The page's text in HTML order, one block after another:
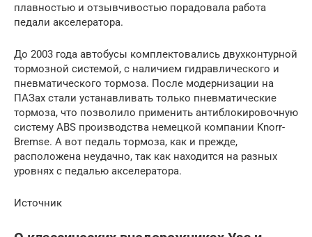
плавностью и отзывчивостью порадовала работа
педали акселератора.
До 2003 года автобусы комплектовались двухконтурной
тормозной системой, с наличием гидравлического и
пневматического тормоза. После модернизации на
ПАЗах стали устанавливать только пневматические
тормоза, что позволило применить антиблокировочную
систему ABS производства немецкой компании Knorr-
Bremse. А вот педаль тормоза, как и прежде,
расположена неудачно, так как находится на разных
уровнях с педалью акселератора.
Источник